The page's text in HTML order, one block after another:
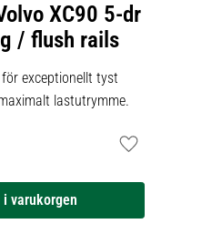
XC90 5-dr
/ flush rails
exceptionellt tyst
lastutrymme.
Lägg till i favoriter